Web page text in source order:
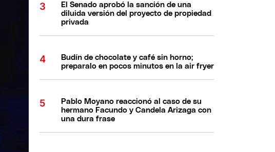
El Senado aprobó la sanción de una
diluida versión del proyecto de propiedad
privada
Budín de chocolate y café sin horno;
preparalo en pocos minutos en la air fryer
Pablo Moyano reaccionó al caso de su
hermano Facundo y Candela Arizaga con
una dura frase